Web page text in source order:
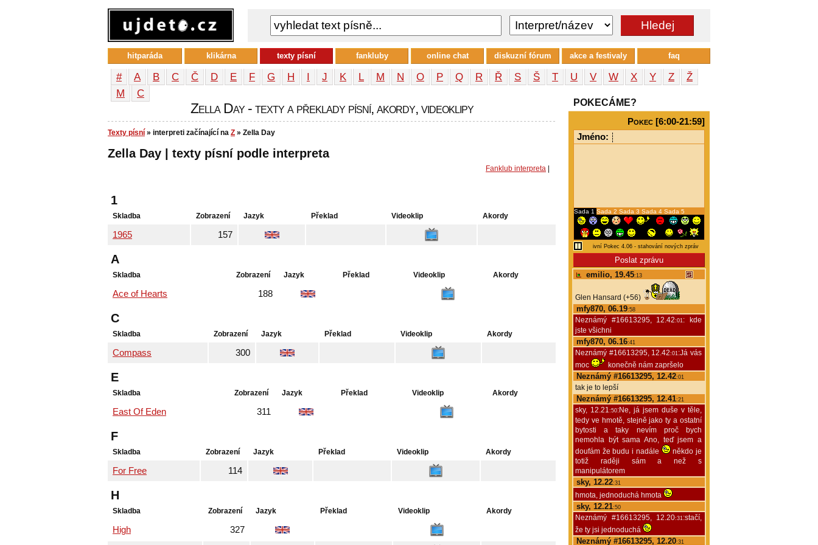
# A B C Č D E F G H I J K L M N O P Q R Ř S Š T U V W X Y Z
Ž
М
С
Zella Day - texty a překlady písní, akordy, videoklipy
Texty písní » interpreti začínající na Z » Zella Day
Zella Day | texty písní podle interpreta
Fanklub interpreta
1
Skladba Zobrazení Jazyk Překlad Videoklip Akordy
1965 157
A
Skladba Zobrazení Jazyk Překlad Videoklip Akordy
Ace of Hearts 188
C
Skladba Zobrazení Jazyk Překlad Videoklip Akordy
Compass 300
E
Skladba Zobrazení Jazyk Překlad Videoklip Akordy
East Of Eden 311
F
Skladba Zobrazení Jazyk Překlad Videoklip Akordy
For Free 114
H
Skladba Zobrazení Jazyk Překlad Videoklip Akordy
High 327
POKECÁME?
Pokec [6:00-21:59]
Jméno:
Sada 1 Sada 2 Sada 3 Sada 4 Sada 5
emilio, 19.45:13
Glen Hansard (+56)
mfy870, 06.19:58
Neznámý #16613295, 12.42:01: kde
jste všichni
mfy870, 06.16:41
Neznámý #16613295, 12.42:01:Já vás
moc
konečně nám zapršelo
Neznámý #16613295, 12.42:01
tak je to lepší
Neznámý #16613295, 12.41:21
sky, 12.21:50:Ne, já jsem duše v těle,
tedy ve hmotě, stejně jako ty a ostatní
bytosti a taky nevím proč bych
nemohla být sama Ano, teď jsem a
doufám že budu i nadále
někdo je
totiž raději sám a než s
manipulátorem
sky, 12.22:31
hmota, jednoduchá hmota
sky, 12.21:50
Neznámý #16613295, 12.20:31:stačí,
že ty jsi jednoduchá
Neznámý #16613295, 12.20:31
hitparáda klikárna texty písní fankluby online chat diskuzní fórum akce a festivaly faq